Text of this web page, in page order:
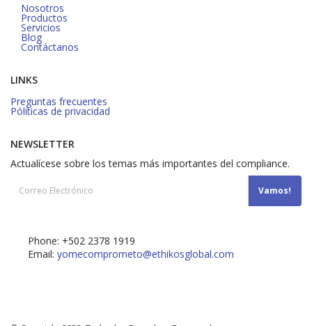
Nosotros
Productos
Servicios
Blog
Contáctanos
LINKS
Preguntas frecuentes
Póliticas de privacidad
NEWSLETTER
Actualícese sobre los temas más importantes del compliance.
Phone: +502 2378 1919
Email: yomecomprometo@ethikosglobal.com